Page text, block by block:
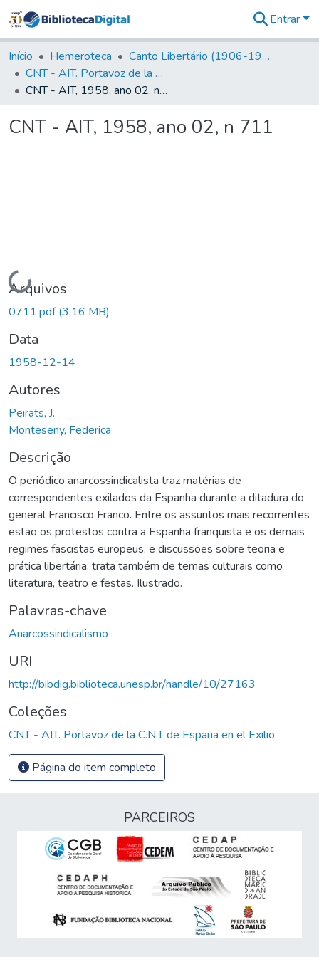
&
Coleções
Tudo na
Biblioteca
Estatísticas
Entrar
Início Hemeroteca
Canto Libertário (1906-1995)
CNT - AIT. Portavoz de la C.N.T de España en el Exilio
CNT - AIT, 1958, ano 02, n 711
CNT - AIT, 1958, ano 02, n 711
Carregando...
Arquivos
0711.pdf(3,16 MB)
Data
1958-12-14
Autores
Peirats, J.
Monteseny, Federica
Descrição
O periódico anarcossindicalista traz matérias de
correspondentes exilados da Espanha durante a ditadura do
general Francisco Franco. Entre os assuntos mais recorrentes
estão os protestos contra a Espanha franquista e os demais
regimes fascistas europeus, e discussões sobre teoria e
prática libertária; trata também de temas culturais como
literatura, teatro e festas. Ilustrado.
Palavras-chave
Anarcossindicalismo
URI
http://bibdig.biblioteca.unesp.br/handle/10/27163
Coleções
CNT - AIT. Portavoz de la C.N.T de España en el Exilio
Página do item completo
PARCEIROS